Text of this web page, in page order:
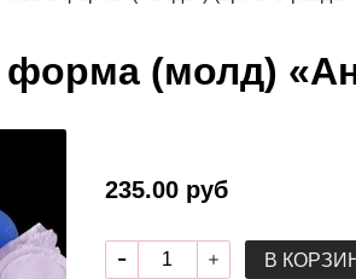
(молд)
235.00 руб
В